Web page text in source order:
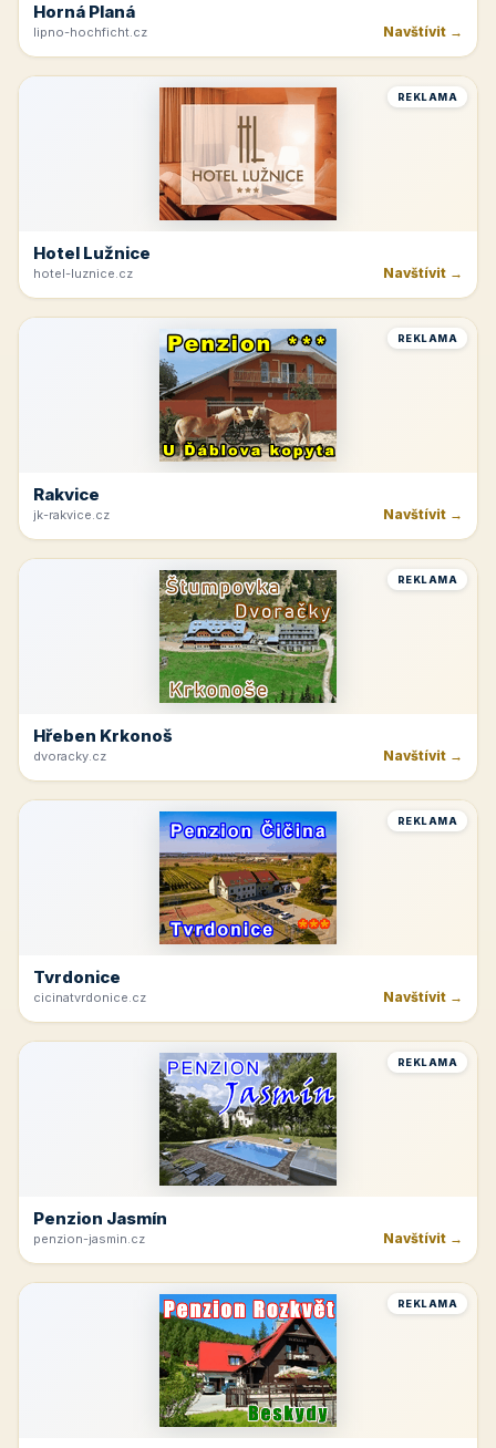
Horná Planá
lipno-hochficht.cz Navštívit →
REKLAMA
Hotel Lužnice
hotel-luznice.cz Navštívit →
REKLAMA
Rakvice
jk-rakvice.cz Navštívit →
REKLAMA
Hřeben Krkonoš
dvoracky.cz Navštívit →
REKLAMA
Tvrdonice
cicinatvrdonice.cz Navštívit →
REKLAMA
Penzion Jasmín
penzion-jasmin.cz Navštívit →
REKLAMA